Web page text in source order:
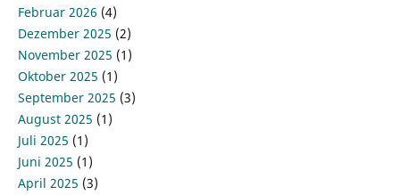
Februar 2026 (4)
Dezember 2025 (2)
November 2025 (1)
Oktober 2025 (1)
September 2025 (3)
August 2025 (1)
Juli 2025 (1)
Juni 2025 (1)
April 2025 (3)